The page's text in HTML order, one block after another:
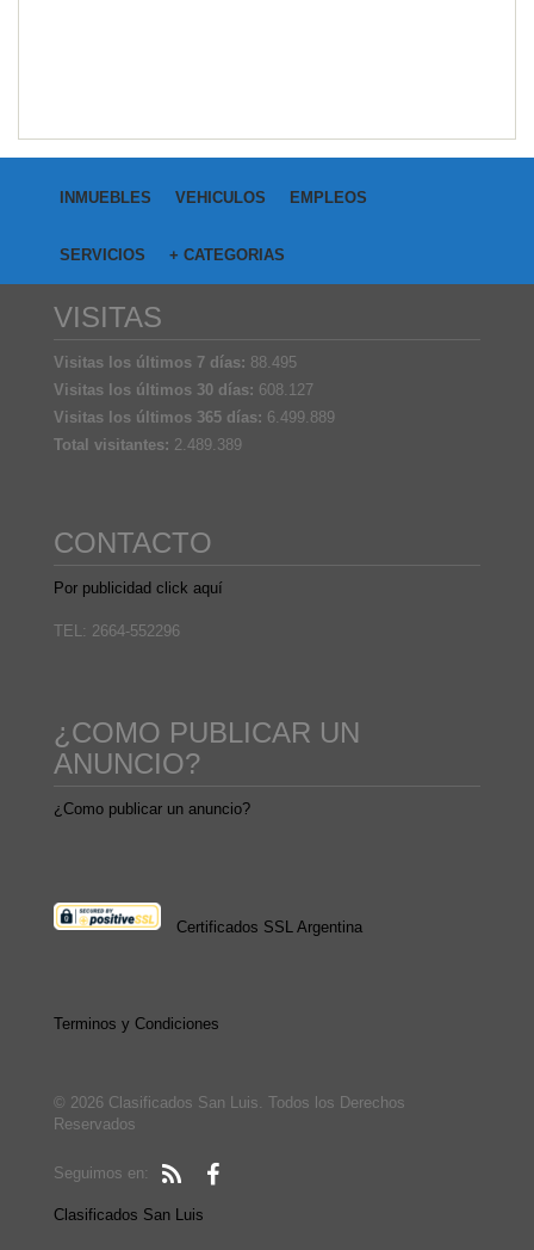
INMUEBLES VEHICULOS EMPLEOS
SERVICIOS + CATEGORIAS
VISITAS
Visitas los últimos 7 días: 88.495
Visitas los últimos 30 días: 608.127
Visitas los últimos 365 días: 6.499.889
Total visitantes: 2.489.389
CONTACTO
Por publicidad click aquí
TEL: 2664-552296
¿COMO PUBLICAR UN
ANUNCIO?
¿Como publicar un anuncio?
Certificados SSL Argentina
Terminos y Condiciones
© 2026 Clasificados San Luis. Todos los Derechos
Reservados
Seguimos en:
Clasificados San Luis